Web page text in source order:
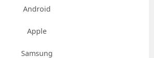
Android
Apple
Samsung